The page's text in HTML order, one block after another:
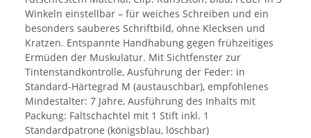
Winkeln einstellbar – für weiches Schreiben und ein
besonders sauberes Schriftbild, ohne Klecksen und
Kratzen. Entspannte Handhabung gegen frühzeitiges
Ermüden der Muskulatur. Mit Sichtfenster zur
Tintenstandkontrolle, Ausführung der Feder: in
Standard-Härtegrad M (austauschbar), empfohlenes
Mindestalter: 7 Jahre, Ausführung des Inhalts mit
Packung: Faltschachtel mit 1 Stift inkl. 1
Standardpatrone (königsblau, löschbar)